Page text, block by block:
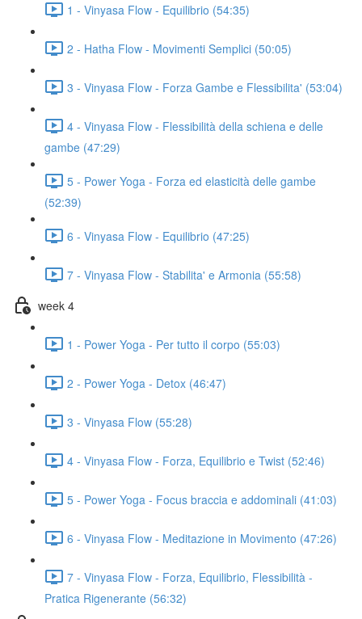
1 - Vinyasa Flow - Equilibrio (54:35)
2 - Hatha Flow - Movimenti Semplici (50:05)
3 - Vinyasa Flow - Forza Gambe e Flessibilita' (53:04)
4 - Vinyasa Flow - Flessibilità della schiena e delle
gambe (47:29)
5 - Power Yoga - Forza ed elasticità delle gambe
(52:39)
6 - Vinyasa Flow - Equilibrio (47:25)
7 - Vinyasa Flow - Stabilita' e Armonia (55:58)
week 4
1 - Power Yoga - Per tutto il corpo (55:03)
2 - Power Yoga - Detox (46:47)
3 - Vinyasa Flow (55:28)
4 - Vinyasa Flow - Forza, Equilibrio e Twist (52:46)
5 - Power Yoga - Focus braccia e addominali (41:03)
6 - Vinyasa Flow - Meditazione in Movimento (47:26)
7 - Vinyasa Flow - Forza, Equilibrio, Flessibilità -
Pratica Rigenerante (56:32)